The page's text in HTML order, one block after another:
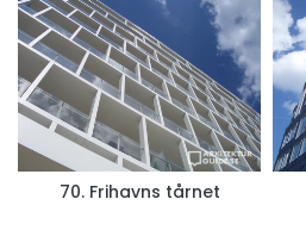
70. Frihavns tårnet